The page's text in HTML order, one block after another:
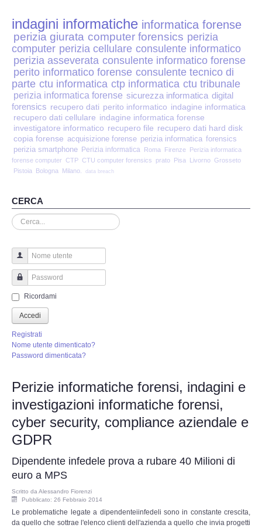
Perizia Stalking
Perizia Cyber Bullismo
Incarichi CTU e CTP
Perizia Centralini PBX e VOIP
Perizia Estimo
Perizia Documento informatico
Perizia Cloud
Perizia E-mail
Perizia Truffa Banca e Online
Perizia Dash Cam
Perizia software spia
Perizia Controllo lavoratori
Perizia DVR
Perizia IoT e IIoT
Perizia Ransomware Malware
Perizia Incidente Stradale
Perizia Data Breach
indagini informatiche informatica forense
perizia giurata computer forensics perizia
computer perizia cellulare consulente informatico
perizia asseverata consulente informatico forense
perito informatico forense consulente tecnico di
parte ctu informatica ctp informatica ctu tribunale
perizia informatica forense sicurezza informatica digital
forensics recupero dati perito informatico indagine informatica
recupero dati cellulare indagine informatica forense
investigatore informatico recupero file recupero dati hard disk
copia forense acquisizione forense perizia informatica forensics
perizia smartphone Perizia informatica Roma Firenze Perizia informatica
forense computer CTP CTU computer forensics prato Pisa Livorno Grosseto
Pistoia
Bologna Milano. data breach
CERCA
Cerca...
Nome utente
Password
Ricordami
Accedi
Registrati
Nome utente dimenticato?
Password dimenticata?
Perizie informatiche forensi, indagini e
investigazioni informatiche forensi,
cyber security, compliance aziendale e
GDPR
Dipendente infedele prova a rubare 40 Milioni di
euro a MPS
Scritto da Alessandro Fiorenzi
Pubblicato: 26 Febbraio 2014
Le problematiche legate a dipendenteiinfedeli sono in constante crescita,
da quello che sottrae l'elenco clienti dell'azienda a quello che invia progetti